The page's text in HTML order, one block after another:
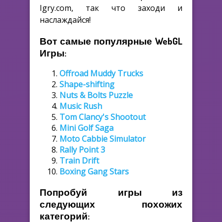
Igry.com, так что заходи и
наслаждайся!
Вот самые популярные WebGL
Игры:
Offroad Muddy Trucks
Shape-shifting
Nuts & Bolts Puzzle
Music Rush
Tom Clancy's Shootout
Mini Golf Saga
Moto Cabbie Simulator
Rally Point 3
Train Drift
Boxing Gang Stars
Попробуй игры из
следующих похожих
категорий: